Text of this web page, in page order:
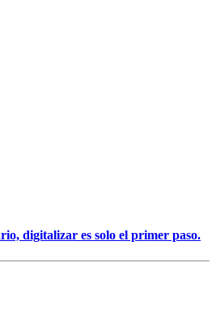
digitalizar es solo el primer paso.